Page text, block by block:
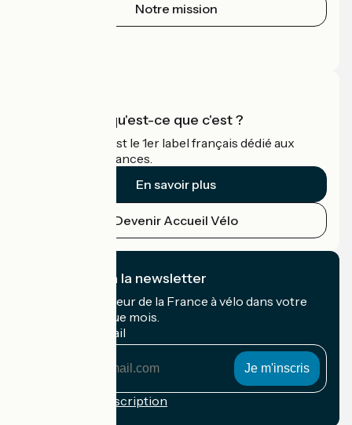
Notre mission
Accueil Vélo qu'est-ce que c'est ?
Accueil Vélo c'est le 1er label français dédié aux
cyclistes en vacances.
En savoir plus
Devenir Accueil Vélo
Je m'abonne à la newsletter
Recevez le meilleur de la France à vélo dans votre
boîte mail chaque mois.
Mon adresse mail
Conditions d'inscription